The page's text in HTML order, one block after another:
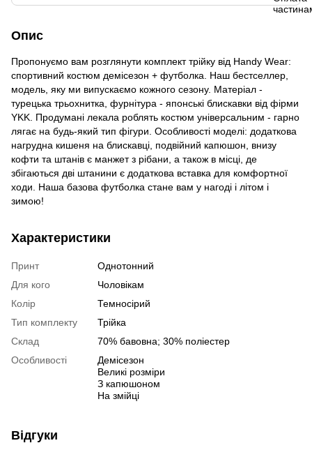
Опис
Пропонуємо вам розглянути комплект трійку від Handy Wear:
спортивний костюм демісезон + футболка. Наш бестселлер,
модель, яку ми випускаємо кожного сезону. Матеріал -
турецька трьохнитка, фурнітура - японські блискавки від фірми
YKK. Продумані лекала роблять костюм універсальним - гарно
лягає на будь-який тип фігури. Особливості моделі: додаткова
нагрудна кишеня на блискавці, подвійний капюшон, внизу
кофти та штанів є манжет з рібани, а також в місці, де
збігаються дві штанини є додаткова вставка для комфортної
ходи. Наша базова футболка стане вам у нагоді і літом і
зимою!
Характеристики
Принт
Однотонний
Для кого
Чоловікам
Колір
Темносірий
Тип комплекту
Трійка
Склад
70% бавовна; 30% поліестер
Особливості
Демісезон
Великі розміри
З капюшоном
На змійці
Відгуки